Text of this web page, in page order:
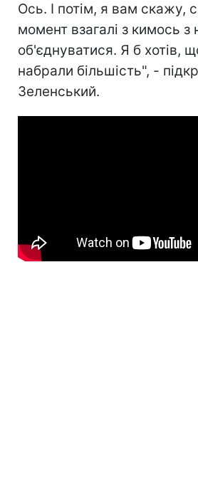
Ось. І потім, я вам скажу,
момент взагалі з кимось з
об'єднуватися. Я б хотів,
набрали більшість", -
Зеленський.